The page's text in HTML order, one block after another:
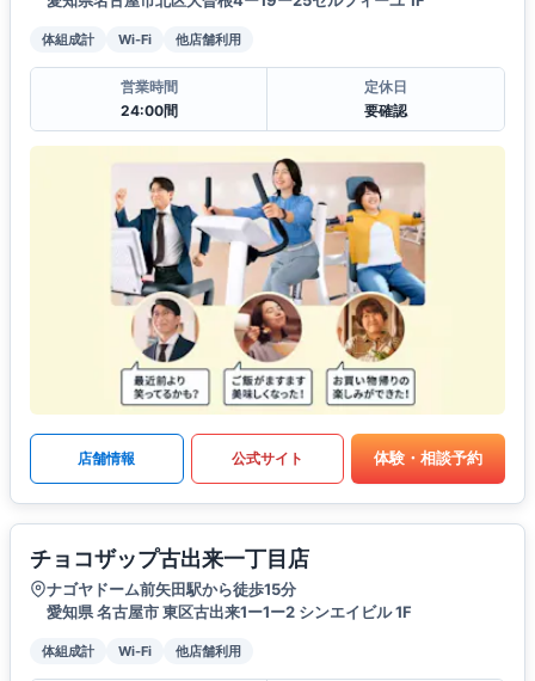
体組成計 Wi-Fi 他店舗利用
営業時間
24:00間
定休日
要確認
店舗情報 公式サイト 体験・相談予約
チョコザップ古出来一丁目店
ナゴヤドーム前矢田駅から徒歩15分
愛知県 名古屋市 東区古出来1ー1ー2 シンエイビル 1F
体組成計 Wi-Fi 他店舗利用